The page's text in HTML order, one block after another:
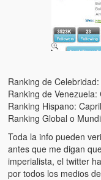
Ranking de
Ranking de
Ranking Hispano:
Ranking Global o
Toda la info pueden
antes que me digan
imperialista, el twitter
por todos los medios